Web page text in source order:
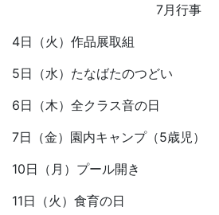
7月行事
4日（火）作品展取組
5日（水）たなばたのつどい
6日（木）全クラス音の日
7日（金）園内キャンプ（5歳児）
10日（月）プール開き
11日（火）食育の日